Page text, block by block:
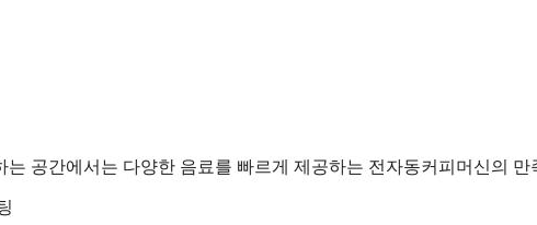
공간에서는 다양한 음료를 빠르게 제공하는 전자동커피머신의 만